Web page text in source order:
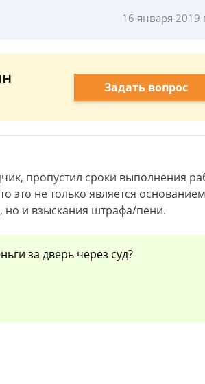
16 января 2019
Задать вопрос
пропустил сроки выполнения
это не только является
но и взыскания штрафа/пени.
за дверь через суд?